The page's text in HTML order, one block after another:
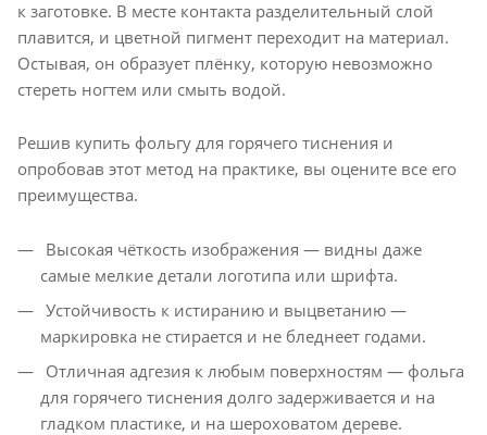
к заготовке. В месте контакта разделительный слой
плавится, и цветной пигмент переходит на материал.
Остывая, он образует плёнку, которую невозможно
стереть ногтем или смыть водой.
Решив купить фольгу для горячего тиснения и
опробовав этот метод на практике, вы оцените все его
преимущества.
Высокая чёткость изображения — видны даже
самые мелкие детали логотипа или шрифта.
Устойчивость к истиранию и выцветанию —
маркировка не стирается и не бледнеет годами.
Отличная адгезия к любым поверхностям — фольга
для горячего тиснения долго задерживается и на
гладком пластике, и на шероховатом дереве.